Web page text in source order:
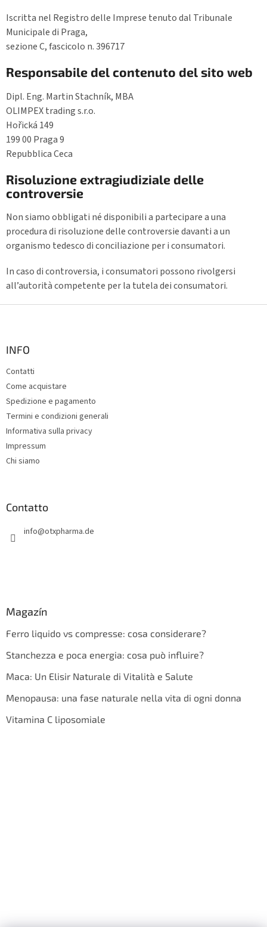
Iscritta nel Registro delle Imprese tenuto dal Tribunale
Municipale di Praga,
sezione C, fascicolo n. 396717
Responsabile del contenuto del sito web
Dipl. Eng. Martin Stachník, MBA
OLIMPEX trading s.r.o.
Hořická 149
199 00 Praga 9
Repubblica Ceca
Risoluzione extragiudiziale delle
controversie
Non siamo obbligati né disponibili a partecipare a una
procedura di risoluzione delle controversie davanti a un
organismo tedesco di conciliazione per i consumatori.
In caso di controversia, i consumatori possono rivolgersi
all’autorità competente per la tutela dei consumatori.
p
n
INFO
Contatti
Come acquistare
Spedizione e pagamento
Termini e condizioni generali
Informativa sulla privacy
Impressum
Chi siamo
Contatto
info@otxpharma.de
Magazín
Ferro liquido vs compresse: cosa considerare?
Stanchezza e poca energia: cosa può influire?
Maca: Un Elisir Naturale di Vitalità e Salute
Menopausa: una fase naturale nella vita di ogni donna
Vitamina C liposomiale